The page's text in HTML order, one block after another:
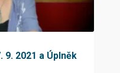
9. 2021 a Úplněk